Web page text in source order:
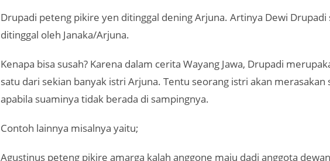
Drupadi peteng pikire yen ditinggal dening Arjuna. Artinya Dewi Drupadi
ditinggal oleh Janaka/Arjuna.
Kenapa bisa susah? Karena dalam cerita Wayang Jawa, Drupadi
satu dari sekian banyak istri Arjuna. Tentu seorang istri akan merasakan
apabila suaminya tidak berada di sampingnya.
Contoh lainnya misalnya yaitu;
Agustinus peteng pikire amarga kalah anggone maju dadi anggota